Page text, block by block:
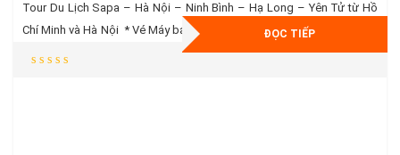
Tour Du Lịch Sapa – Hà Nội – Ninh Bình – Hạ Long – Yên Tử từ Hồ
Chí Minh và Hà Nội * Vé Máy bay khứ hồi + 27kg hành lý * Khách sạn
3 Sao Cao Cấp ngay trung tâm * Tặng Ngay Vé CÁP TREO VÀ
ĐỌC TIẾP